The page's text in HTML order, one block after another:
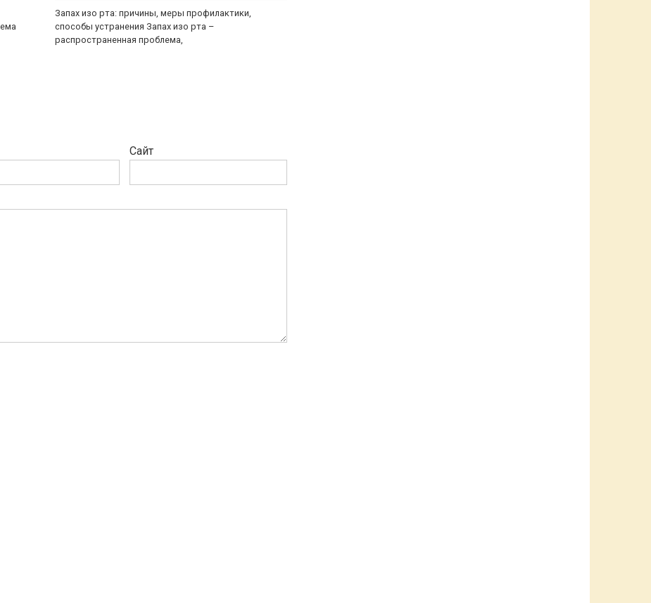
Запах изо рта: причины, меры профилактики,
способы устранения Запах изо рта –
распространенная проблема,
Сайт